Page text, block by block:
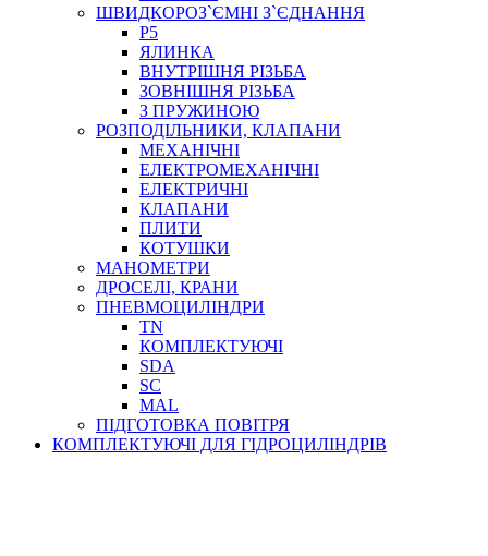
ШВИДКОРОЗ`ЄМНІ З`ЄДНАННЯ
P5
ЯЛИНКА
ВНУТРІШНЯ РІЗЬБА
ЗОВНІШНЯ РІЗЬБА
З ПРУЖИНОЮ
РОЗПОДІЛЬНИКИ, КЛАПАНИ
МЕХАНІЧНІ
ЕЛЕКТРОМЕХАНІЧНІ
ЕЛЕКТРИЧНІ
КЛАПАНИ
ПЛИТИ
КОТУШКИ
МАНОМЕТРИ
ДРОСЕЛІ, КРАНИ
ПНЕВМОЦИЛІНДРИ
TN
КОМПЛЕКТУЮЧІ
SDA
SC
MAL
ПІДГОТОВКА ПОВІТРЯ
КОМПЛЕКТУЮЧІ ДЛЯ ГІДРОЦИЛІНДРІВ